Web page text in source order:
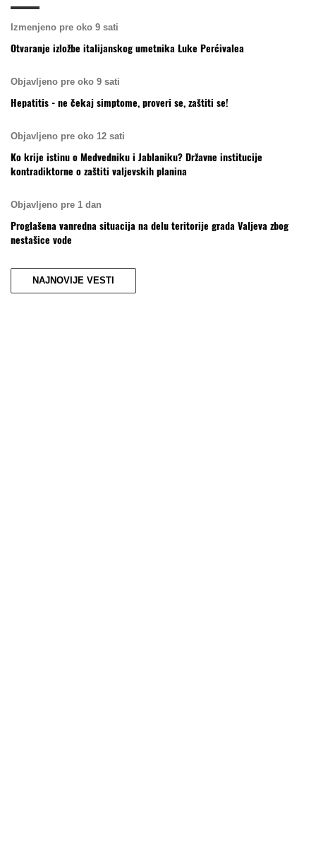
Izmenjeno pre oko 9 sati
Otvaranje izložbe italijanskog umetnika Luke Perćivalea
Objavljeno pre oko 9 sati
Hepatitis - ne čekaj simptome, proveri se, zaštiti se!
Objavljeno pre oko 12 sati
Ko krije istinu o Medvedniku i Jablaniku? Državne institucije
kontradiktorne o zaštiti valjevskih planina
Objavljeno pre 1 dan
Proglašena vanredna situacija na delu teritorije grada Valjeva zbog
nestašice vode
NAJNOVIJE VESTI